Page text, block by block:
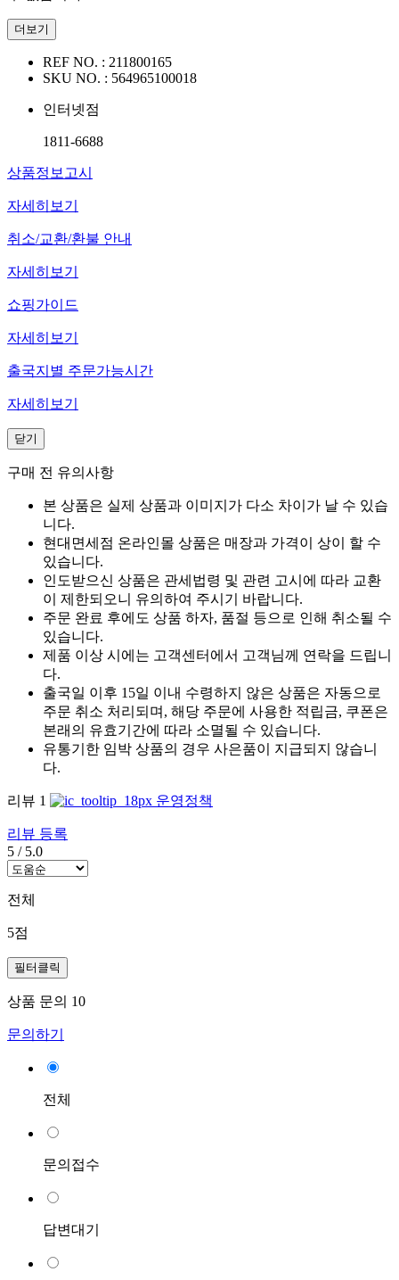
더보기
REF NO. : 211800165
SKU NO. : 564965100018
인터넷점
1811-6688
상품정보고시
자세히보기
취소/교환/환불 안내
자세히보기
쇼핑가이드
자세히보기
출국지별 주문가능시간
자세히보기
닫기
구매 전 유의사항
본 상품은 실제 상품과 이미지가 다소 차이가 날 수 있습
니다.
현대면세점 온라인몰 상품은 매장과 가격이 상이 할 수
있습니다.
인도받으신 상품은 관세법령 및 관련 고시에 따라 교환
이 제한되오니 유의하여 주시기 바랍니다.
주문 완료 후에도 상품 하자, 품절 등으로 인해 취소될 수
있습니다.
제품 이상 시에는 고객센터에서 고객님께 연락을 드립니
다.
출국일 이후 15일 이내 수령하지 않은 상품은 자동으로
주문 취소 처리되며, 해당 주문에 사용한 적립금, 쿠폰은
본래의 유효기간에 따라 소멸될 수 있습니다.
유통기한 임박 상품의 경우 사은품이 지급되지 않습니
다.
리뷰 1 운영정책
리뷰 등록
5 / 5.0
전체
5점
필터클릭
상품 문의 10
문의하기
전체
문의접수
답변대기